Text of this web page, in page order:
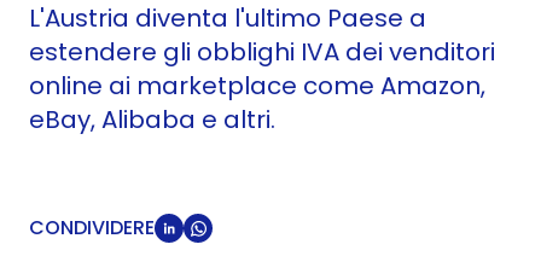
L'Austria diventa l'ultimo Paese a
estendere gli obblighi IVA dei venditori
online ai marketplace come Amazon,
eBay, Alibaba e altri.
CONDIVIDERE